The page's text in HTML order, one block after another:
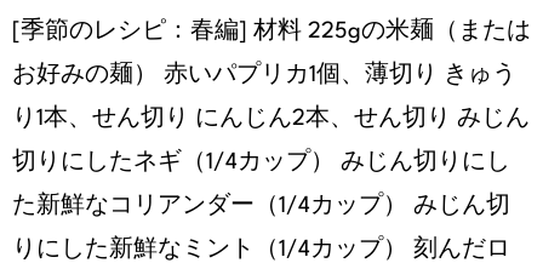
[季節のレシピ：春編] 材料 225gの⽶麺（または
お好みの麺） ⾚いパプリカ1個、薄切り きゅう
り1本、せん切り にんじん2本、せん切り みじん
切りにしたネギ（1/4カップ） みじん切りにし
た新鮮なコリアンダー（1/4カップ） みじん切
りにした新鮮なミント（1/4カップ） 刻んだロ